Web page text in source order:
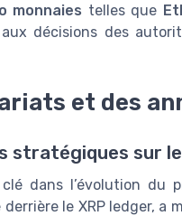
monnaies telles que
décisions des
et des
stratégiques sur
dans l’évolution du
le XRP ledger,